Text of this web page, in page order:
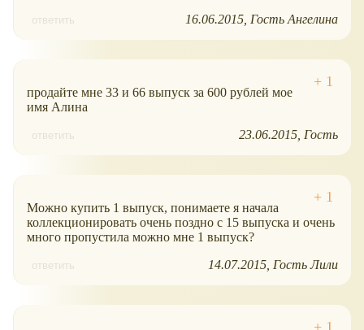
ответить 16.06.2015 Гость Ангелина
продайте мне 33 и 66 выпуск за 600 рублей мое
имя Алина
ответить 23.06.2015 Гость
Можно купить 1 выпуск, понимаете я начала
коллекционировать очень поздно с 15 выпуска и очень
много пропустила можно мне 1 выпуск?
ответить 14.07.2015 Гость Лили